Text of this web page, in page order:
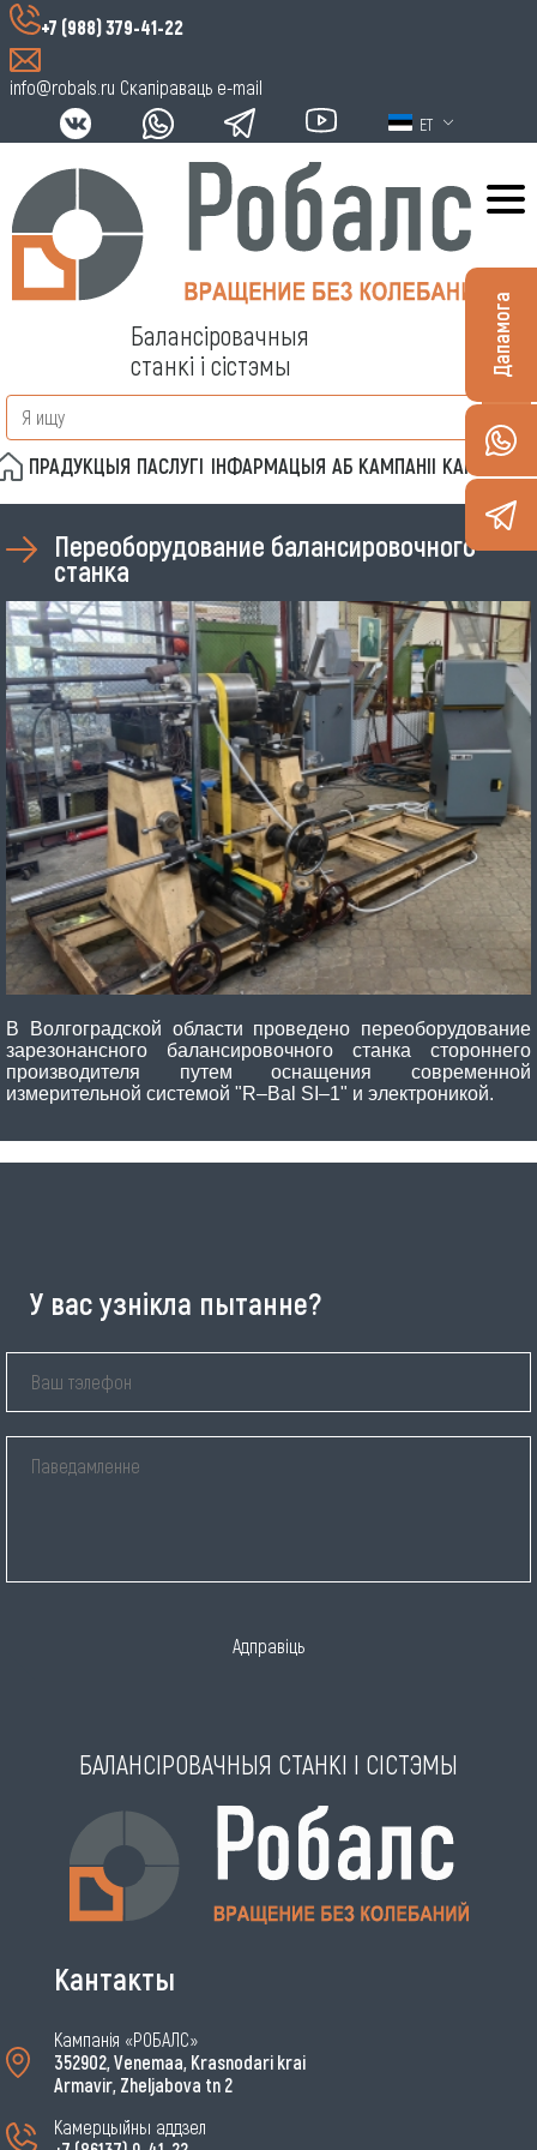
+7 (988) 379-41-22
info@robals.ru Скапіраваць e-mail
ET
Балансіровачныя
станкі і сістэмы
ПРАДУКЦЫЯ ПАСЛУГІ ІНФАРМАЦЫЯ АБ КАМПАНІІ КАНТАКТЫ
Переоборудование балансировочного
станка
В Волгоградской области проведено переоборудование
зарезонансного балансировочного станка стороннего
производителя путем оснащения современной
измерительной системой "R–Bal SI–1" и электроникой.
У вас узнікла пытанне?
Адправіць
БАЛАНСІРОВАЧНЫЯ СТАНКІ І СІСТЭМЫ
Кантакты
Кампанія «РОБАЛС»
352902, Venemaa, Krasnodari krai
Armavir, Zheljabova tn 2
Камерцыйны аддзел
Дапамога